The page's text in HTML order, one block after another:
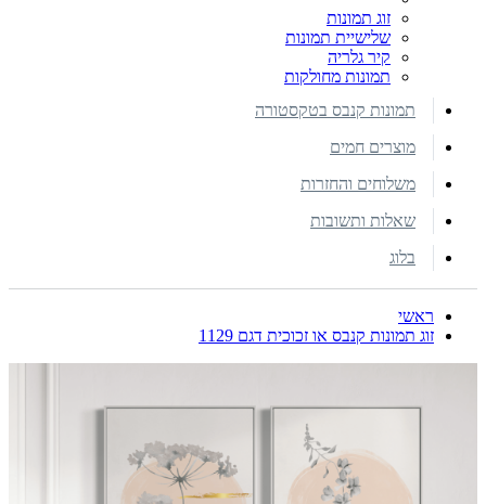
זוג תמונות
שלישיית תמונות
קיר גלריה
תמונות מחולקות
תמונות קנבס בטקסטורה
מוצרים חמים
משלוחים והחזרות
שאלות ותשובות
בלוג
ראשי
זוג תמונות קנבס או זכוכית דגם 1129